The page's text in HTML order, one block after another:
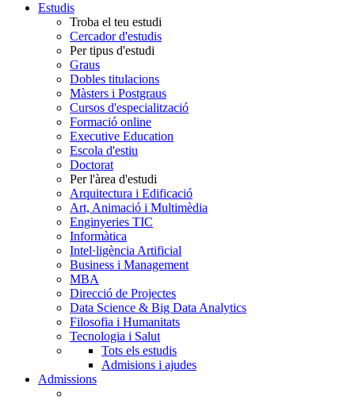
Estudis
Troba el teu estudi
Cercador d'estudis
Per tipus d'estudi
Graus
Dobles titulacions
Màsters i Postgraus
Cursos d'especialització
Formació online
Executive Education
Escola d'estiu
Doctorat
Per l'àrea d'estudi
Arquitectura i Edificació
Art, Animació i Multimèdia
Enginyeries TIC
Informàtica
Intel·ligència Artificial
Business i Management
MBA
Direcció de Projectes
Data Science & Big Data Analytics
Filosofia i Humanitats
Tecnologia i Salut
Tots els estudis
Admisions i ajudes
Admissions